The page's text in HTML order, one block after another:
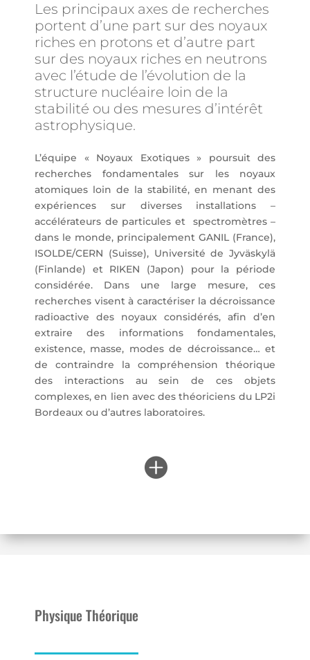
Les principaux axes de recherches
portent d’une part sur des noyaux
riches en protons et d’autre part
sur des noyaux riches en neutrons
avec l’étude de l’évolution de la
structure nucléaire loin de la
stabilité ou des mesures d’intérêt
astrophysique.
L’équipe « Noyaux Exotiques » poursuit des
recherches fondamentales sur les noyaux
atomiques loin de la stabilité, en menant des
expériences sur diverses installations –
accélérateurs de particules et
spectromètres –
dans le monde, principalement GANIL (France),
ISOLDE/CERN (Suisse), Université de Jyväskylä
(Finlande) et RIKEN (Japon) pour la période
considérée. Dans une large mesure, ces
recherches visent à caractériser la décroissance
radioactive des noyaux considérés, afin d’en
extraire des informations fondamentales,
existence, masse, modes de décroissance… et
de contraindre la compréhension théorique
des interactions au sein de ces objets
complexes, en lien avec des théoriciens du LP2i
Bordeaux ou d’autres laboratoires.

Physique Théorique